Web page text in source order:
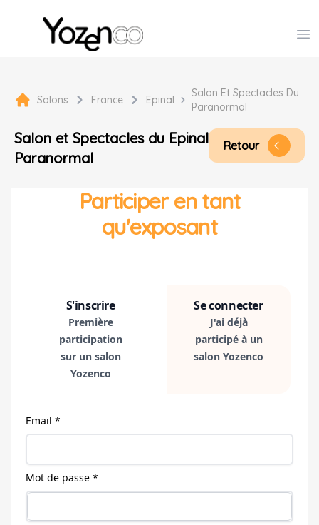
Yozenco - Organisateur de Salons, Evénements et
Salons France Epinal
Salon Et Spectacles Du
Paranormal
Salon et Spectacles du
Paranormal
Epinal Retour arrow_back_ios
Participer en tant
qu'exposant
Première
participation
sur un salon
Yozenco
S'inscrire
J'ai déjà
participé à un
salon Yozenco
Se connecter
Email *
Mot de passe *